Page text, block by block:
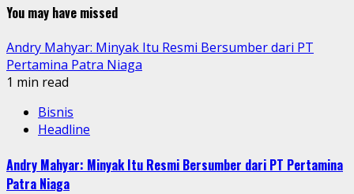
You may have missed
Andry Mahyar: Minyak Itu Resmi Bersumber dari PT
Pertamina Patra Niaga
1 min read
Bisnis
Headline
Andry Mahyar: Minyak Itu Resmi Bersumber dari PT Pertamina
Patra Niaga